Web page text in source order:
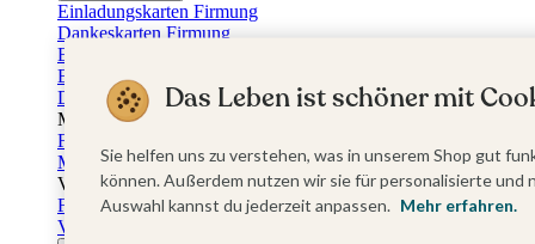
Einladungskarten Firmung
Dankeskarten Firmung
Einschulungskarten
Einladungskarten Einschulung
Danksagung Einschulung
Muttertag
Fotogeschenke Muttertag
Muttertagskarten
Vatertag
Fotogeschenke Vatertag
Vatertagskarten
Das Leben ist schöner mit
Sie helfen uns zu verstehen, was in unserem Shop gut
können. Außerdem nutzen wir sie für personalisierte
Auswahl kannst du jederzeit anpassen. Mehr erfahren.